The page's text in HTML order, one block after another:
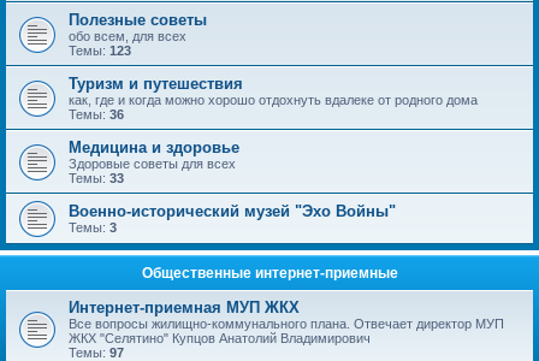
Полезные советы
обо всем, для всех
Темы: 123
Туризм и путешествия
как, где и когда можно хорошо отдохнуть вдалеке от родного дома
Темы: 36
Медицина и здоровье
Здоровые советы для всех
Темы: 33
Военно-исторический музей "Эхо Войны"
Темы: 3
Общественные интернет-приемные
Интернет-приемная МУП ЖКХ
Все вопросы жилищно-коммунального плана. Отвечает директор МУП
ЖКХ "Селятино" Купцов Анатолий Владимирович
Темы: 97